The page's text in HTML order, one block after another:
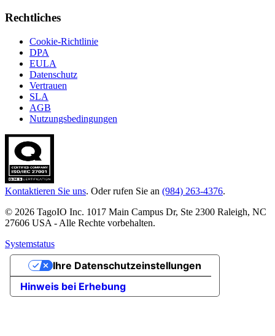
Rechtliches
Cookie-Richtlinie
DPA
EULA
Datenschutz
Vertrauen
SLA
AGB
Nutzungsbedingungen
Kontaktieren Sie uns. Oder rufen Sie an (984) 263-4376.
© 2026 TagoIO Inc. 1017 Main Campus Dr, Ste 2300 Raleigh, NC
27606 USA - Alle Rechte vorbehalten.
Systemstatus
Hinweis bei Erhebung
Ihre Datenschutzeinstellungen